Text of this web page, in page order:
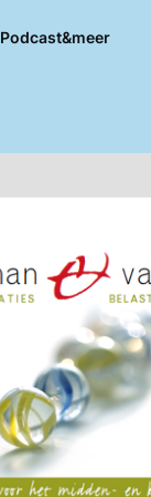
Podcast&meer